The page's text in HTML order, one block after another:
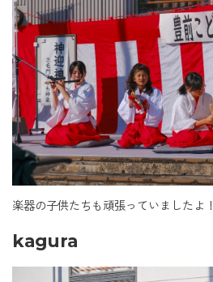
楽器の子供たちも頑張っていましたよ！
kagura